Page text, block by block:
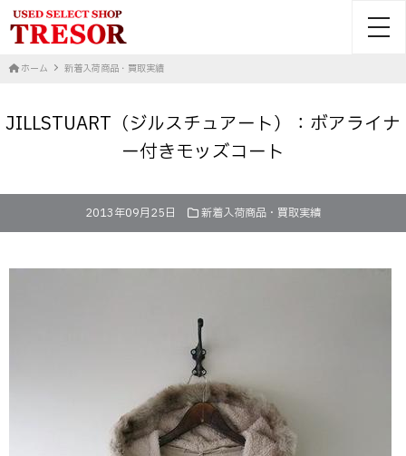
ホーム 新着入荷商品・買取実績
JILLSTUART（ジルスチュアート）：ボアライナ
ー付きモッズコート
2013年09月25日 新着入荷商品・買取実績